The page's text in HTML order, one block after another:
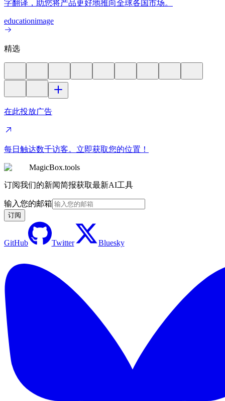
字翻译，助您将产品更好地推向全球各国市场。
educationimage
精选
在此投放广告
每日触达数千访客。立即获取您的位置！
MagicBox.tools
订阅我们的新闻简报获取最新AI工具
输入您的邮箱
订阅
GitHub Twitter Bluesky